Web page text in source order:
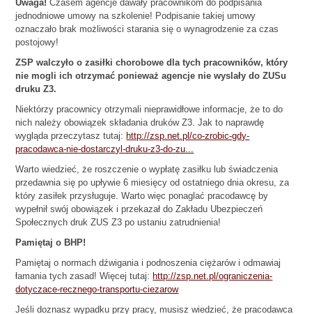
Uwaga! Czasem agencje dawały pracownikom do podpisania
jednodniowe umowy na szkolenie! Podpisanie takiej umowy
oznaczało brak możliwości starania się o wynagrodzenie za czas
postojowy!
ZSP walczyło o zasiłki chorobowe dla tych pracowników, który
nie mogli ich otrzymać ponieważ agencje nie wyslały do ZUSu
druku Z3.
Niektórzy pracownicy otrzymali nieprawidłowe informacje, że to do
nich należy obowiązek składania druków Z3. Jak to naprawdę
wygląda przeczytasz tutaj: http://zsp.net.pl/co-zrobic-gdy-
pracodawca-nie-dostarczyl-druku-z3-do-zu...
Warto wiedzieć, że roszczenie o wypłatę zasiłku lub świadczenia
przedawnia się po upływie 6 miesięcy od ostatniego dnia okresu, za
który zasiłek przysługuje. Warto więc ponaglać pracodawcę by
wypełnił swój obowiązek i przekazał do Zakładu Ubezpieczeń
Społecznych druk ZUS Z3 po ustaniu zatrudnienia!
Pamiętaj o BHP!
Pamiętaj o normach dźwigania i podnoszenia ciężarów i odmawiaj
łamania tych zasad! Więcej tutaj: http://zsp.net.pl/ograniczenia-
dotyczace-recznego-transportu-ciezarow
Jeśli doznasz wypadku przy pracy, musisz wiedzieć, że pracodawca